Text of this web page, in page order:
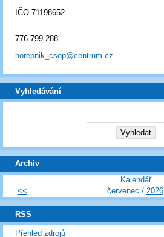
IČO 71198652
776 799 288
horepnik_csop@centrum.cz
Vyhledávání
Archiv
Kalendář
<<
červenec / 2026
RSS
Přehled zdrojů